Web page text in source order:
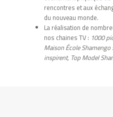
rencontres et aux
du nouveau monde.
La réalisation de
nos chaines TV : 1000
Maison École
inspirent, Top Model